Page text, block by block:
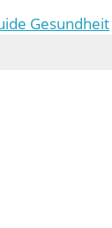
Gesundheit